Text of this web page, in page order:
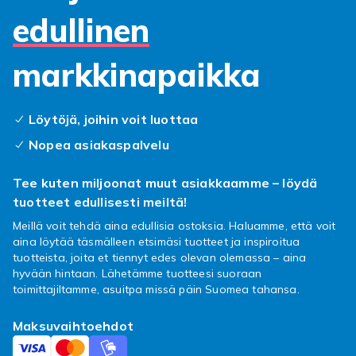
edulliseen hintaan. Tarjoamme yhteensopivia
tuotteita kaikille suosituille latausprotokollille.
Uusia tuotteita lisataan jatkuvasti.
Fyndiqilta loydat langattomat laturit laajasta
valikoimasta tunnetuilta merkeilta aina
tuotteita kaikille suosituille latausprotokollille.
Uusia tuotteita lisataan jatkuvasti.
valikoimasta tunnetuilta merkeilta aina
edulliseen hintaan. Tarjoamme yhteensopivia
tuotteita kaikille suosituille latausprotokollille.
Uusia tuotteita lisataan jatkuvasti.
Fyndiqilta loydat langattomat laturit laajasta
valikoimasta tunnetuilta merkeilta aina
tuotteita kaikille suosituille latausprotokollille.
Uusia tuotteita lisataan jatkuvasti.
edullinen
markkinapaikka
Löytöjä, joihin voit luottaa
Nopea asiakaspalvelu
Tee kuten miljoonat muut asiakkaamme – löydä
tuotteet edullisesti meiltä!
Meillä voit tehdä aina edullisia ostoksia. Haluamme, että voit
aina löytää täsmälleen etsimäsi tuotteet ja inspiroitua
tuotteista, joita et tiennyt edes olevan olemassa – aina
hyvään hintaan. Lähetämme tuotteesi suoraan
toimittajiltamme, asuitpa missä päin Suomea tahansa.
Maksuvaihtoehdot